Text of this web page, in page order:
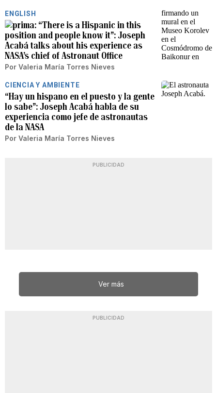
ENGLISH
“There is a Hispanic in this
position and people know it”: Joseph
Acabá talks about his experience as
NASA’s chief of Astronaut Office
Por Valeria María Torres Nieves
CIENCIA Y AMBIENTE
“Hay un hispano en el puesto y la gente
lo sabe”: Joseph Acabá habla de su
experiencia como jefe de astronautas
de la NASA
Por Valeria María Torres Nieves
PUBLICIDAD
Ver más
PUBLICIDAD